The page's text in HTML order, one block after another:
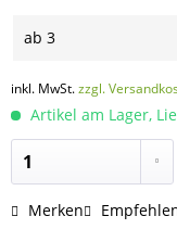
ab 3
inkl. MwSt.zzgl.
Artikel am Lager,
Merken